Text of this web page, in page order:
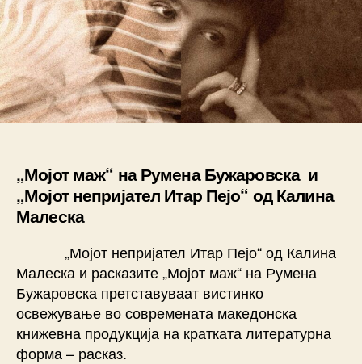
„Мојот маж“ на Румена Бужаровска и
„Мојот непријател Итар Пејо“ од Калина
Малеска
„Мојот непријател Итар Пејо“ од Калина
Малеска и расказите „Мојот маж“ на Румена
Бужаровска претставуваат вистинко
освежување во современата македонска
книжевна продукција на кратката литературна
форма – расказ.